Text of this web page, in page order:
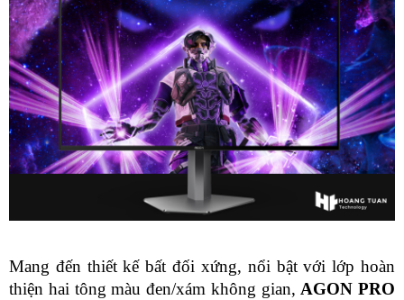
Mang đến thiết kế bất đối xứng, nổi bật với lớp hoàn
thiện hai tông màu đen/xám không gian, AGON PRO